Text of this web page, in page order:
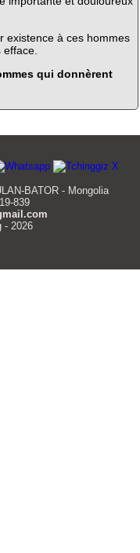
existence à ces hommes
qui donnèrent
BATOR - Mongolia
839
- 2026